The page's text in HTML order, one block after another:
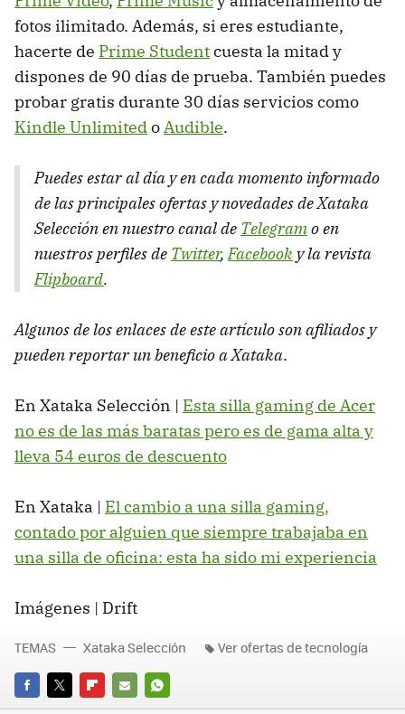
fotos ilimitado. Además, si eres estudiante,
hacerte de Prime Studentcuesta la mitad y
dispones de 90 días de prueba. También puedes
probar gratis durante 30 días servicios como
Kindle UnlimitedoAudible.
Puedes estar al día y en cada momento informado
de las principales ofertas y novedades de Xataka
Selección en nuestro canal de Telegramo en
nuestros perfiles de Twitter,Facebook y la revista
Flipboard.
Algunos de los enlaces de este artículo son afiliados y
pueden reportar un beneficio a Xataka.
En Xataka Selección | Esta silla gaming de Acer
no es de las más baratas pero es de gama alta y
lleva 54 euros de descuento
En Xataka | El cambio a una silla gaming,
contado por alguien que siempre trabajaba en
una silla de oficina: esta ha sido mi experiencia
Imágenes | Drift
FACEBOOK
TWITTERFLIPBOARD
E-
WHATSAPP
TEMAS Xataka Selección Ver ofertas de tecnología